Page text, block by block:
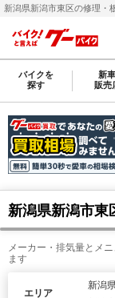
バイクを
探す
新車
販売
新潟県新潟市東
メーカー・排気量とメ
ます
エリア
新潟